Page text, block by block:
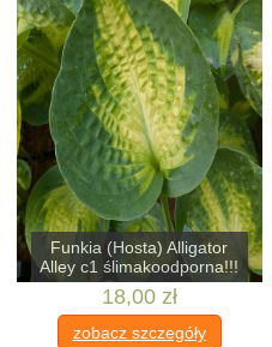
Funkia (Hosta) Alligator
Alley c1 ślimakoodporna!!!
18,00 zł
zobacz szczegóły